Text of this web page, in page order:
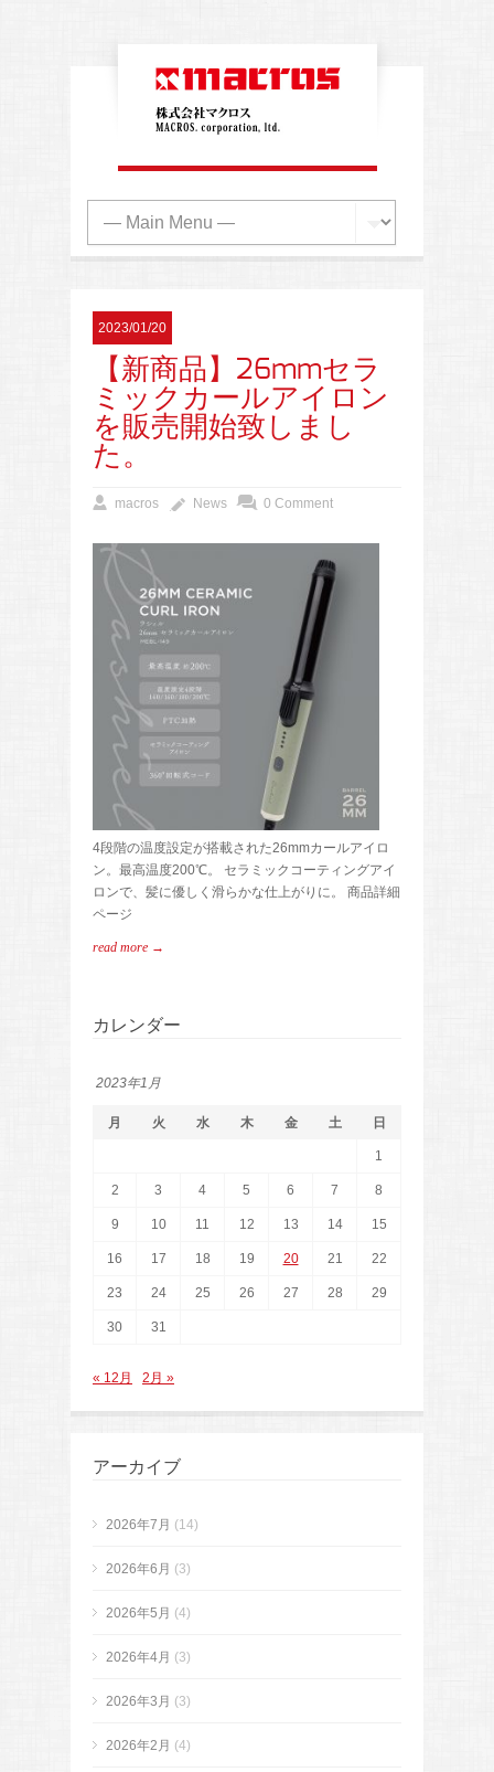
2023/01/20
【新商品】26mmセラ
ミックカールアイロン
を販売開始致しまし
た。
macros News 0 Comment
4段階の温度設定が搭載された26mmカールアイロ
ン。最高温度200℃。 セラミックコーティングアイ
ロンで、髪に優しく滑らかな仕上がりに。 商品詳細
ページ
read more →
カレンダー
2023年1月
月 火 水 木 金 土 日
1
2 3 4 5 6 7 8
9 10 11 12 13 14 15
16 17 18 19 20 21 22
23 24 25 26 27 28 29
30 31
« 12月 2月 »
アーカイブ
2026年7月 (14)
2026年6月 (3)
2026年5月 (4)
2026年4月 (3)
2026年3月 (3)
2026年2月 (4)